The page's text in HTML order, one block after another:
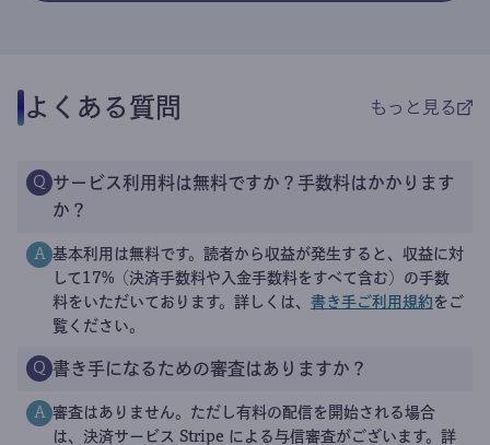
よくある質問 もっと見る
Q サービス利用料は無料ですか？手数料はかかります
か？
A 基本利用は無料です。読者から収益が発生すると、収益に対
して17%（決済手数料や入金手数料をすべて含む）の手数
料をいただいております。詳しくは、 書き手ご利用規約 をご
覧ください。
Q 書き手になるための審査はありますか？
A 審査はありません。ただし有料の配信を開始される場合
は、決済サービス Stripe による与信審査がございます。詳